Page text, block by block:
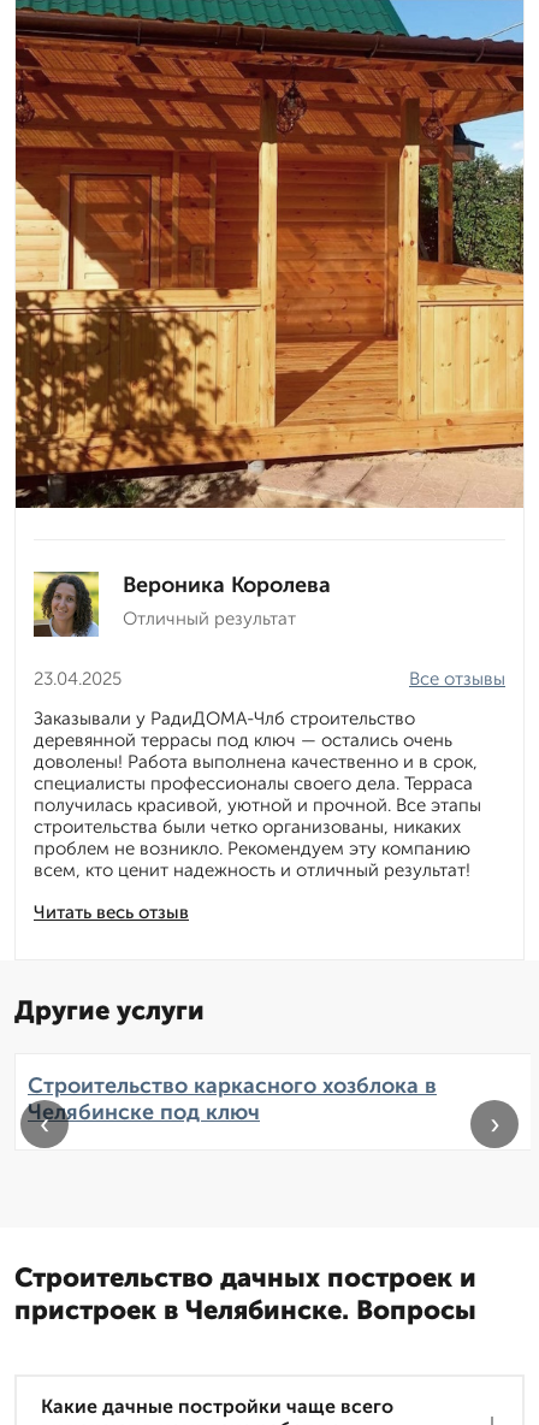
Вероника Королева
Отличный результат
23.04.2025
Читать весь отзыв
Все отзывы
Заказывали у РадиДОМА-Члб строительство
деревянной террасы под ключ — остались очень
доволены! Работа выполнена качественно и в срок,
специалисты профессионалы своего дела. Терраса
получилась красивой, уютной и прочной. Все этапы
строительства были четко организованы, никаких
проблем не возникло. Рекомендуем эту компанию
всем, кто ценит надежность и отличный результат!
Другие услуги
Строительство каркасного хозблока в
Челябинске под ключ
‹ ›
Строительство дачных построек и
пристроек в Челябинске. Вопросы
Какие дачные постройки чаще всего